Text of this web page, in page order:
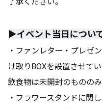
▶️イベント当日につい
・ファンレター・プレゼ
け取りBOXを設置させて
飲食物は未開封のものの
・フラワースタンドに関